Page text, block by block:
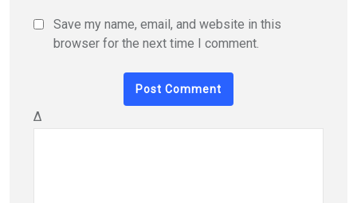
Save my name, email, and website in this
browser for the next time I comment.
Δ